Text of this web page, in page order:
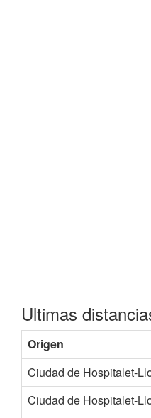
Ultimas
Origen
Ciudad de Hospitalet-
Ciudad de Hospitalet-